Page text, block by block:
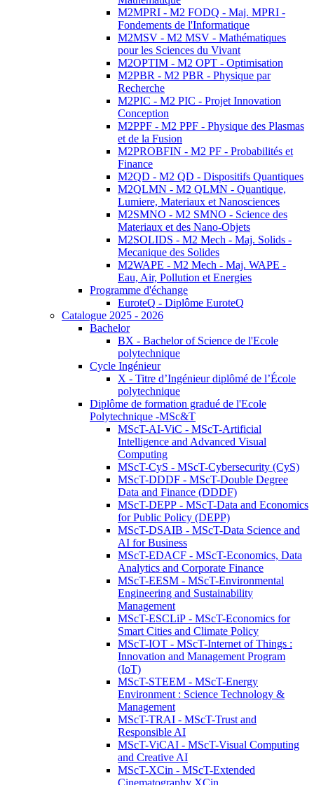
M2MPRI - M2 FODQ - Maj. MPRI -
Fondements de l'Informatique
M2MSV - M2 MSV - Mathématiques
pour les Sciences du Vivant
M2OPTIM - M2 OPT - Optimisation
M2PBR - M2 PBR - Physique par
Recherche
M2PIC - M2 PIC - Projet Innovation
Conception
M2PPF - M2 PPF - Physique des Plasmas
et de la Fusion
M2PROBFIN - M2 PF - Probabilités et
Finance
M2QD - M2 QD - Dispositifs Quantiques
M2QLMN - M2 QLMN - Quantique,
Lumiere, Materiaux et Nanosciences
M2SMNO - M2 SMNO - Science des
Materiaux et des Nano-Objets
M2SOLIDS - M2 Mech - Maj. Solids -
Mecanique des Solides
M2WAPE - M2 Mech - Maj. WAPE -
Eau, Air, Pollution et Energies
Programme d'échange
EuroteQ - Diplôme EuroteQ
Catalogue 2025 - 2026
Bachelor
BX - Bachelor of Science de l'Ecole
polytechnique
Cycle Ingénieur
X - Titre d’Ingénieur diplômé de l’École
polytechnique
Diplôme de formation gradué de l'Ecole
Polytechnique -MSc&T
MScT-AI-ViC - MScT-Artificial
Intelligence and Advanced Visual
Computing
MScT-CyS - MScT-Cybersecurity (CyS)
MScT-DDDF - MScT-Double Degree
Data and Finance (DDDF)
MScT-DEPP - MScT-Data and Economics
for Public Policy (DEPP)
MScT-DSAIB - MScT-Data Science and
AI for Business
MScT-EDACF - MScT-Economics, Data
Analytics and Corporate Finance
MScT-EESM - MScT-Environmental
Engineering and Sustainability
Management
MScT-ESCLiP - MScT-Economics for
Smart Cities and Climate Policy
MScT-IOT - MScT-Internet of Things :
Innovation and Management Program
(IoT)
MScT-STEEM - MScT-Energy
Environment : Science Technology &
Management
MScT-TRAI - MScT-Trust and
Responsible AI
MScT-ViCAI - MScT-Visual Computing
and Creative AI
MScT-XCin - MScT-Extended
Cinematography XCin